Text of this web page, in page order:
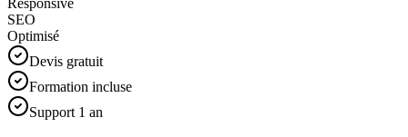
SEO
Optimisé
Devis gratuit
Formation incluse
Support 1 an